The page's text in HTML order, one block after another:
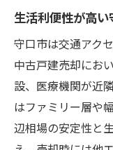
生活利便性が高
守口市は交通アク
中古戸建売却にお
設、医療機関が近
はファミリー層や
辺相場の安定性と